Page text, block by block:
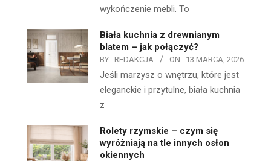
wykończenie mebli. To
Biała kuchnia z drewnianym
blatem – jak połączyć?
BY: REDAKCJA ON: 13 MARCA, 2026
Jeśli marzysz o wnętrzu, które jest
eleganckie i przytulne, biała kuchnia
z
Rolety rzymskie – czym się
wyróżniają na tle innych osłon
okiennych